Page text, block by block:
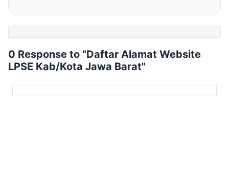
0 Response to "Daftar Alamat Website
LPSE Kab/Kota Jawa Barat"